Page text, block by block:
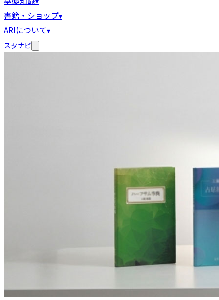
書籍・ショップ▾
ARIについて▾
スタナビ